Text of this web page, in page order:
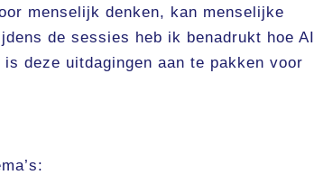
menselijk denken, kan menselijke
de sessies heb ik benadrukt hoe AI
deze uitdagingen aan te pakken voor